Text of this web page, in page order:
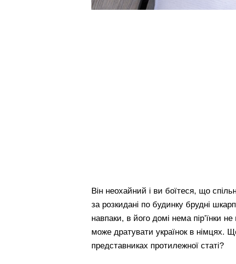
Він неохайний і ви боїтеся, що
за розкидані по будинку брудні
навпаки, в його домі нема пір’їнки
може дратувати українок в німцях.
представниках протилежної статі?